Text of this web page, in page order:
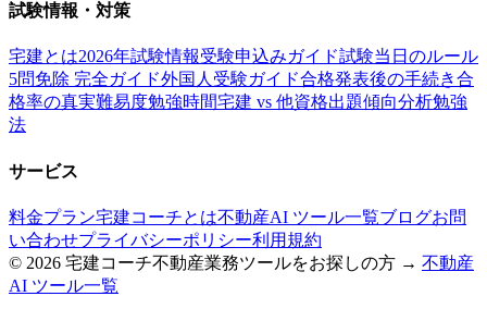
試験情報・対策
宅建とは2026年試験情報受験申込みガイド試験当日のルール
5問免除 完全ガイド外国人受験ガイド合格発表後の手続き合
格率の真実難易度勉強時間宅建 vs 他資格出題傾向分析勉強
法
サービス
料金プラン宅建コーチとは不動産AI ツール一覧ブログお問
い合わせプライバシーポリシー利用規約
© 2026 宅建コーチ不動産業務ツールをお探しの方 → 不動産
AI ツール一覧